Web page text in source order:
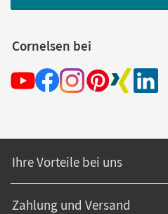
Cornelsen bei
Ihre Vorteile bei uns
Zahlung und Versand